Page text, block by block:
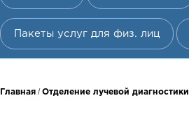
Пакеты услуг для физ. лиц
Вы здесь
Главная /Отделение лучевой диагностики